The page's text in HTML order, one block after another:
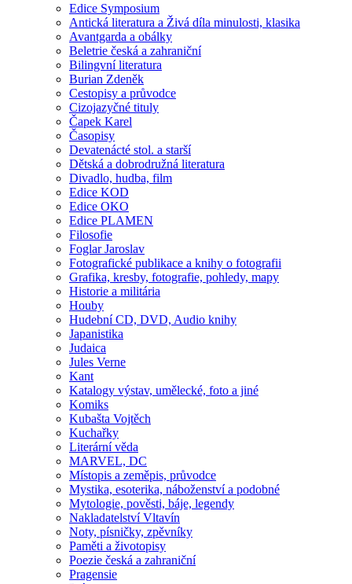
Edice Symposium
Antická literatura a Živá díla minulosti, klasika
Avantgarda a obálky
Beletrie česká a zahraniční
Bilingvní literatura
Burian Zdeněk
Cestopisy a průvodce
Cizojazyčné tituly
Čapek Karel
Časopisy
Devatenácté stol. a starší
Dětská a dobrodružná literatura
Divadlo, hudba, film
Edice KOD
Edice OKO
Edice PLAMEN
Filosofie
Foglar Jaroslav
Fotografické publikace a knihy o fotografii
Grafika, kresby, fotografie, pohledy, mapy
Historie a militária
Houby
Hudební CD, DVD, Audio knihy
Japanistika
Judaica
Jules Verne
Kant
Katalogy výstav, umělecké, foto a jiné
Komiks
Kubašta Vojtěch
Kuchařky
Literární věda
MARVEL, DC
Místopis a zeměpis, průvodce
Mystika, esoterika, náboženství a podobné
Mytologie, pověsti, báje, legendy
Nakladatelství Vltavín
Noty, písničky, zpěvníky
Paměti a životopisy
Poezie česká a zahraniční
Pragensie